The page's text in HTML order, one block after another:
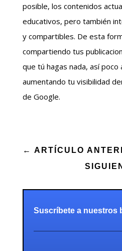
posible, los contenidos
educativos, pero también
y compartibles. De esta
compartiendo tus
que tú hagas nada, así poco
aumentando tu visibilidad
de Google.
← ARTÍCULO
Suscríbete a nuestros